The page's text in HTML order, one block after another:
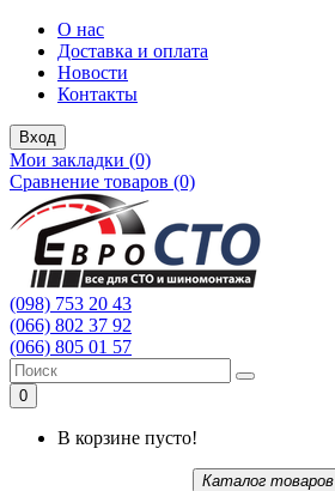
О нас
Доставка и оплата
Новости
Контакты
Вход
Мои закладки (0)
Сравнение товаров (0)
(098) 753 20 43
(066) 802 37 92
(066) 805 01 57
0
В корзине пусто!
Каталог товаров